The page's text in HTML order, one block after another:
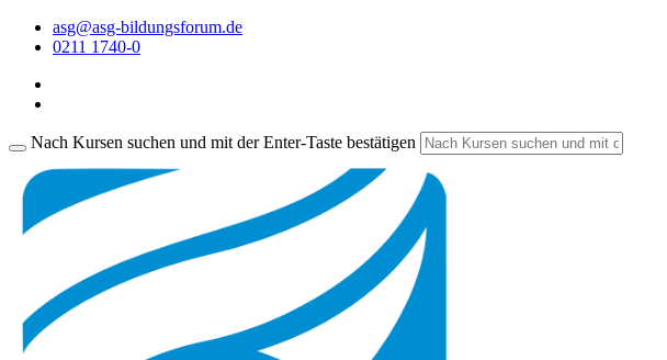
asg@asg-bildungsforum.de
0211 1740-0
Nach Kursen suchen und mit der Enter-Taste bestätigen